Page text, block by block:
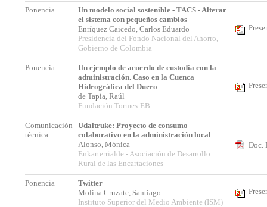
Ponencia
Un modelo social sostenible - TACS - Alterar
el sistema con pequeños cambios
Enríquez Caicedo, Carlos Eduardo
Presidencia del Fondo Nacional del Ahorro,
Gobierno de Colombia
Ponencia
Un ejemplo de acuerdo de custodia con la
administración. Caso en la Cuenca
Hidrográfica del Duero
de Tapia, Raúl
Fundación Tormes-EB
Comunicación
técnica
Udaltruke: Proyecto de consumo
colaborativo en la administración local
Alonso, Mónica
Enkarterrialde - Asociación de Desarrollo
Rural de las Encartaciones
Doc.
Ponencia
Twitter
Molina Cruzate, Santiago
Instituto Superior del Medio Ambiente (ISM)